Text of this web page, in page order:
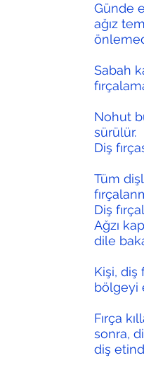
Günde
ağız
Sabah
Nohut
sürülür.
Diş
Tüm
Diş
Ağzı
dile
Kişi, diş
bölgeyi
Fırça
sonra,
diş